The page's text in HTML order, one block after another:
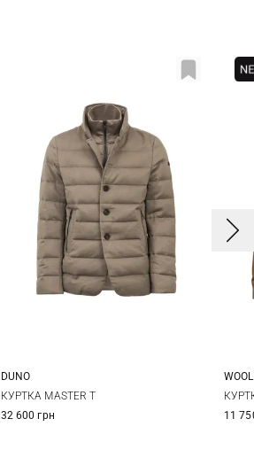
48 50
DUNO
КУРТКА MASTER T
32 600 грн
L
11